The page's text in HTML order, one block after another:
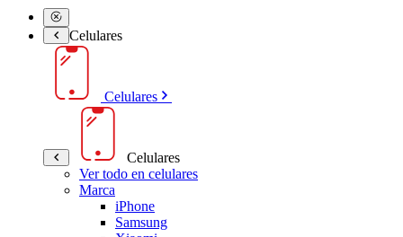
Celulares
Celulares
Celulares
Ver todo en celulares
Marca
iPhone
Samsung